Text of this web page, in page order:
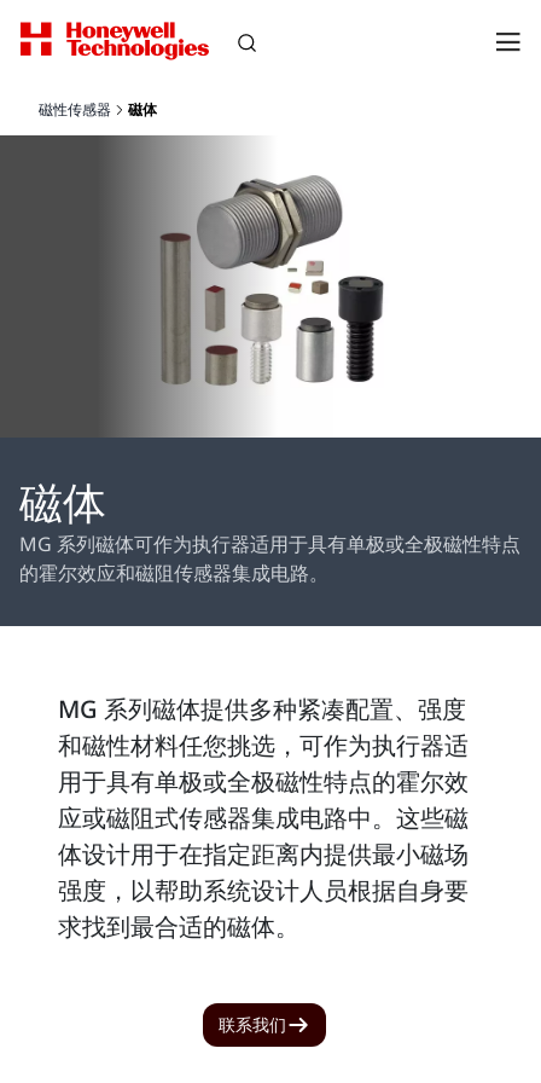
磁性传感器 磁体
磁体
MG 系列磁体可作为执行器适用于具有单极或全极磁性特点
的霍尔效应和磁阻传感器集成电路。
MG 系列磁体提供多种紧凑配置、强度
和磁性材料任您挑选，可作为执行器适
用于具有单极或全极磁性特点的霍尔效
应或磁阻式传感器集成电路中。这些磁
体设计用于在指定距离内提供最小磁场
强度，以帮助系统设计人员根据自身要
求找到最合适的磁体。
联系我们